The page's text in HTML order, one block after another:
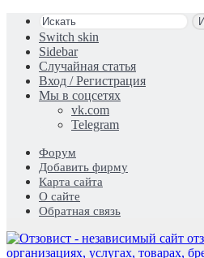
Switch skin
Sidebar
Случайная статья
Вход / Регистрация
Мы в соцсетях
vk.com
Telegram
Форум
Добавить фирму
Карта сайта
О сайте
Обратная связь